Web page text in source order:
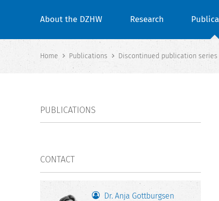
About the DZHW Research
Home Publications Discontinued publication series
PUBLICATIONS
CONTACT
Dr. Anja Gottburgsen